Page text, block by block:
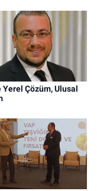
Yerel Çözüm, Ulusal